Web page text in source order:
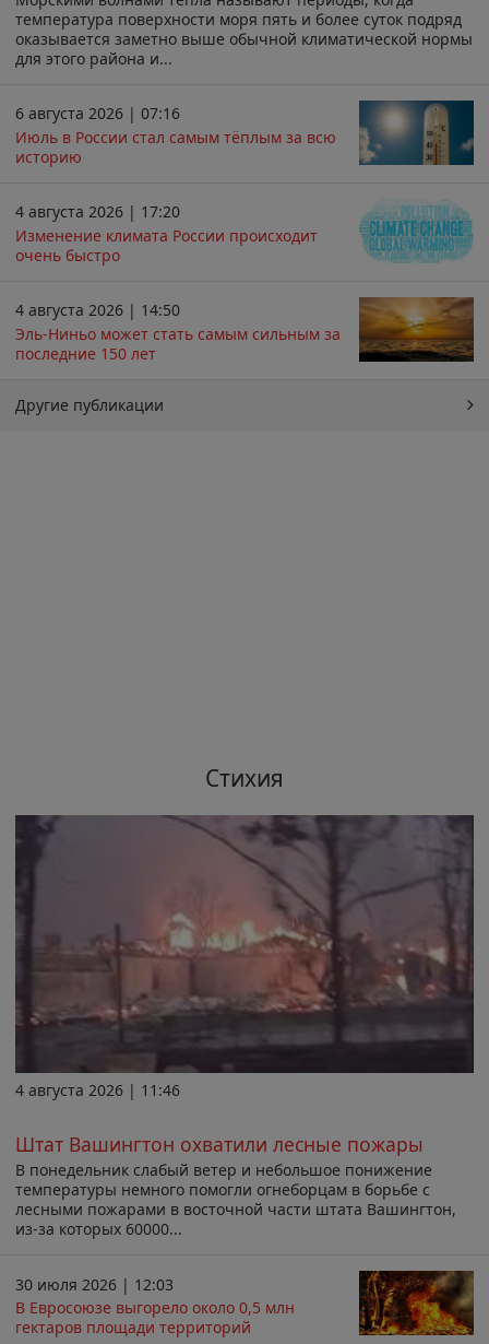
температура поверхности моря пять и более суток подряд
оказывается заметно выше обычной климатической нормы
для этого района и...
6 августа 2026 | 07:16
Июль в России стал самым тёплым за всю
историю
4 августа 2026 | 17:20
Изменение климата России происходит
очень быстро
4 августа 2026 | 14:50
Эль-Ниньо может стать самым сильным за
последние 150 лет
Другие публикации
Стихия
4 августа 2026 | 11:46
Штат Вашингтон охватили лесные пожары
В понедельник слабый ветер и небольшое понижение
температуры немного помогли огнеборцам в борьбе с
лесными пожарами в восточной части штата Вашингтон,
из-за которых 60000...
30 июля 2026 | 12:03
В Евросоюзе выгорело около 0,5 млн
гектаров площади территорий